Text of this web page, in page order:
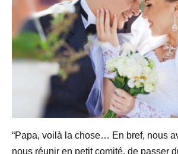
“Papa, voilà la chose… En bref, nous
nous réunir en petit comité, de passer